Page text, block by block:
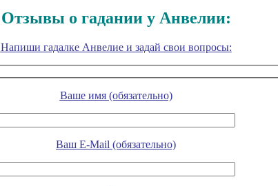
Отзывы о гадании у Анвелии:
Напиши гадалке Анвелие и задай свои вопросы:
Ваше имя (обязательно)
Ваш E-Mail (обязательно)